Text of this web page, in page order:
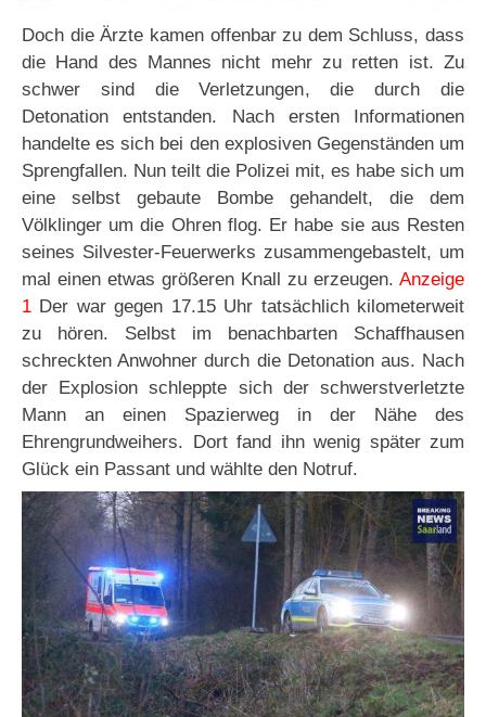
Doch die Ärzte kamen offenbar zu dem Schluss, dass
die Hand des Mannes nicht mehr zu retten ist. Zu
schwer sind die Verletzungen, die durch die
Detonation entstanden. Nach ersten Informationen
handelte es sich bei den explosiven Gegenständen um
Sprengfallen. Nun teilt die Polizei mit, es habe sich um
eine selbst gebaute Bombe gehandelt, die dem
Völklinger um die Ohren flog. Er habe sie aus Resten
seines Silvester-Feuerwerks zusammengebastelt, um
mal einen etwas größeren Knall zu erzeugen. Anzeige
1 Der war gegen 17.15 Uhr tatsächlich kilometerweit
zu hören. Selbst im benachbarten Schaffhausen
schreckten Anwohner durch die Detonation aus. Nach
der Explosion schleppte sich der schwerstverletzte
Mann an einen Spazierweg in der Nähe des
Ehrengrundweihers. Dort fand ihn wenig später zum
Glück ein Passant und wählte den Notruf.